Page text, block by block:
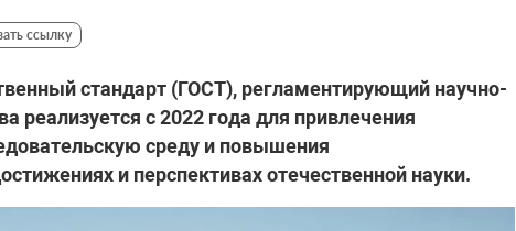
ссылку
стандарт (ГОСТ), регламентирующий научно-
реализуется с 2022 года для привлечения
среду и повышения
и перспективах отечественной науки.